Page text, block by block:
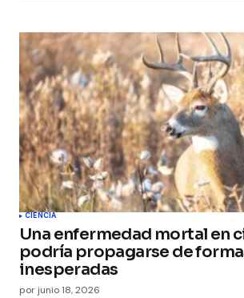
CIENCIA
Una enfermedad mortal en
podría propagarse de
inesperadas
por junio 18, 2026